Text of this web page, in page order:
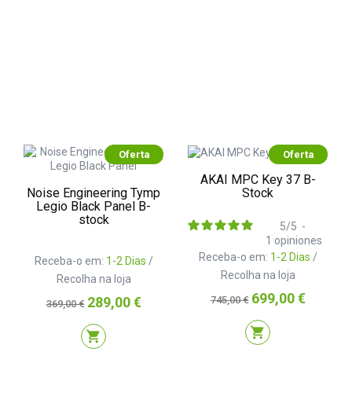
Oferta
Noise Engineering Tymp
Legio Black Panel B-
stock
Receba-o em: 1-2 Dias /
Recolha na loja
Preço
normal
369,00 € Preço
289,00 €
shopping_cart
Oferta
AKAI MPC Key 37 B-
Stock
Receba-o em: 1-2 Dias /
Recolha na loja
5/5 -
1 opiniones
Preço
normal
745,00 € Preço
699,00 €
shopping_cart